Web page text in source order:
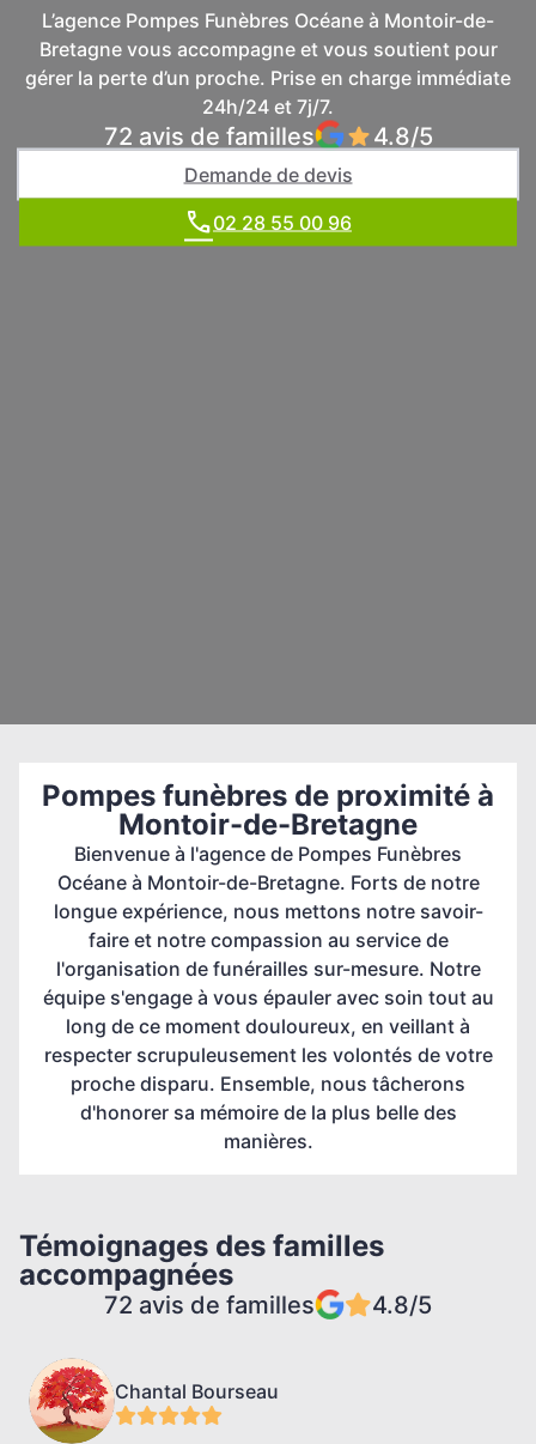
L’agence Pompes Funèbres Océane à Montoir-de-
Bretagne vous accompagne et vous soutient pour
gérer la perte d’un proche. Prise en charge immédiate
24h/24 et 7j/7.
72 avis de familles 4.8/5
Demande de devis
02 28 55 00 96
Pompes funèbres de proximité à
Montoir-de-Bretagne
Bienvenue à l'agence de Pompes Funèbres
Océane à Montoir-de-Bretagne. Forts de notre
longue expérience, nous mettons notre savoir-
faire et notre compassion au service de
l'organisation de funérailles sur-mesure. Notre
équipe s'engage à vous épauler avec soin tout au
long de ce moment douloureux, en veillant à
respecter scrupuleusement les volontés de votre
proche disparu. Ensemble, nous tâcherons
d'honorer sa mémoire de la plus belle des
manières.
Témoignages des familles
accompagnées
72 avis de familles 4.8/5
Chantal Bourseau